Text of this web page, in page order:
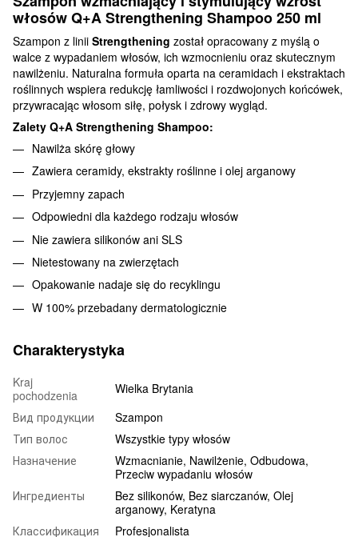
włosów Q+A Strengthening Shampoo 250 ml
Szampon z linii Strengthening został opracowany z myślą o
walce z wypadaniem włosów, ich wzmocnieniu oraz skutecznym
nawilżeniu. Naturalna formuła oparta na ceramidach i ekstraktach
roślinnych wspiera redukcję łamliwości i rozdwojonych końcówek,
przywracając włosom siłę, połysk i zdrowy wygląd.
Zalety Q+A Strengthening Shampoo:
Nawilża skórę głowy
Zawiera ceramidy, ekstrakty roślinne i olej arganowy
Przyjemny zapach
Odpowiedni dla każdego rodzaju włosów
Nie zawiera silikonów ani SLS
Nietestowany na zwierzętach
Opakowanie nadaje się do recyklingu
W 100% przebadany dermatologicznie
Charakterystyka
Kraj
pochodzenia
Wielka Brytania
Вид продукции
Szampon
Тип волос
Wszystkie typy włosów
Назначение
Wzmacnianie, Nawilżenie, Odbudowa,
Przeciw wypadaniu włosów
Ингредиенты
Bez silikonów, Bez siarczanów, Olej
arganowy, Keratyna
Классификация
Profesjonalista